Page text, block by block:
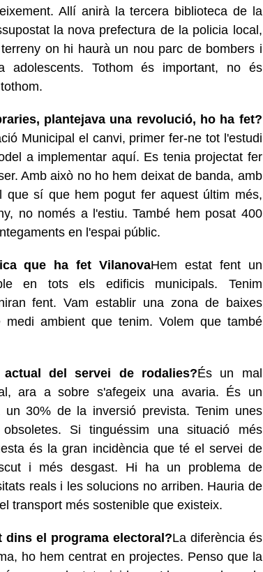
Allí anirà la tercera biblioteca de la
la nova prefectura de la policia local,
on hi haurà un nou parc de bombers i
Tothom és important, no és
plantejava una revolució, ho ha fet?
Municipal el canvi, primer fer-ne tot l'estudi
a implementar aquí. Es tenia projectat fer
Amb això no ho hem deixat de banda, amb
sí que hem pogut fer aquest últim més,
no només a l'estiu. També hem posat 400
en l'espai públic.
que ha fet VilanovaHem estat fent un
en tots els edificis municipals. Tenim
fent. Vam establir una zona de baixes
ambient que tenim. Volem que també
del servei de rodalies?És un mal
ara a sobre s'afegeix una avaria. És un
30% de la inversió prevista. Tenim unes
Si tinguéssim una situació més
és la gran incidència que té el servei de
i més desgast. Hi ha un problema de
reals i les solucions no arriben. Hauria de
transport més sostenible que existeix.
el programa electoral?La diferència és
ho hem centrat en projectes. Penso que la